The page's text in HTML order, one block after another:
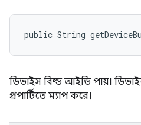
public String
ডিভাইস বিল্ড আইডি পায়।
প্রপার্টিতে ম্যাপ করে।